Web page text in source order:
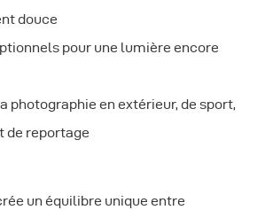
douce
pour une lumière encore
photographie en extérieur, de sport,
de reportage
un équilibre unique entre